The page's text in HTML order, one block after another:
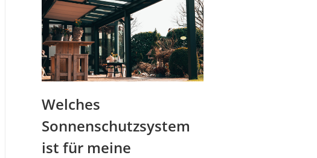
Welches
Sonnenschutzsystem
ist für meine